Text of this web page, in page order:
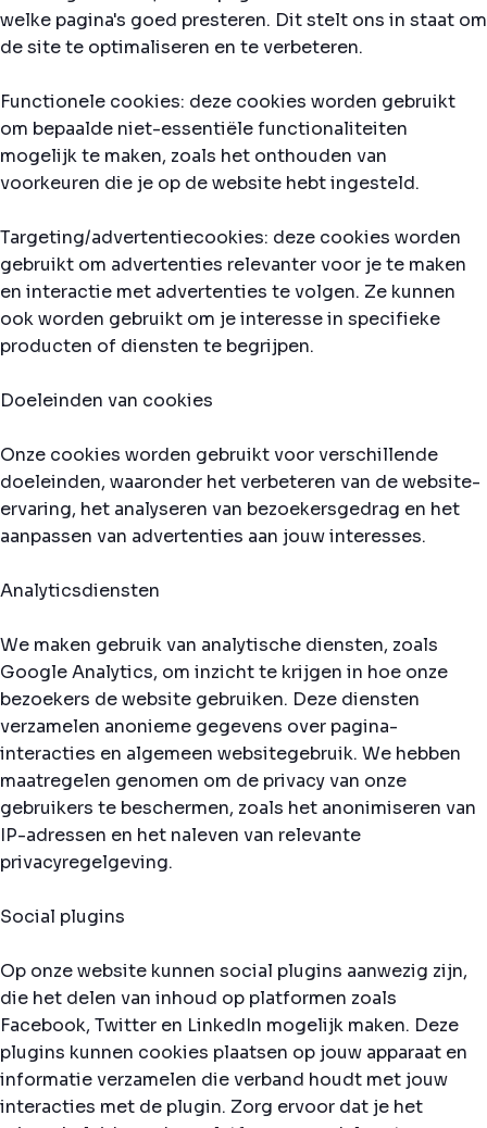
welke pagina's goed presteren. Dit stelt ons in staat om
de site te optimaliseren en te verbeteren.
Functionele cookies: deze cookies worden gebruikt
om bepaalde niet-essentiële functionaliteiten
mogelijk te maken, zoals het onthouden van
voorkeuren die je op de website hebt ingesteld.
Targeting/advertentiecookies: deze cookies worden
gebruikt om advertenties relevanter voor je te maken
en interactie met advertenties te volgen. Ze kunnen
ook worden gebruikt om je interesse in specifieke
producten of diensten te begrijpen.
Doeleinden van cookies
Onze cookies worden gebruikt voor verschillende
doeleinden, waaronder het verbeteren van de website-
ervaring, het analyseren van bezoekersgedrag en het
aanpassen van advertenties aan jouw interesses.
Analyticsdiensten
We maken gebruik van analytische diensten, zoals
Google Analytics, om inzicht te krijgen in hoe onze
bezoekers de website gebruiken. Deze diensten
verzamelen anonieme gegevens over pagina-
interacties en algemeen websitegebruik. We hebben
maatregelen genomen om de privacy van onze
gebruikers te beschermen, zoals het anonimiseren van
IP-adressen en het naleven van relevante
privacyregelgeving.
Social plugins
Op onze website kunnen social plugins aanwezig zijn,
die het delen van inhoud op platformen zoals
Facebook, Twitter en LinkedIn mogelijk maken. Deze
plugins kunnen cookies plaatsen op jouw apparaat en
informatie verzamelen die verband houdt met jouw
interacties met de plugin. Zorg ervoor dat je het